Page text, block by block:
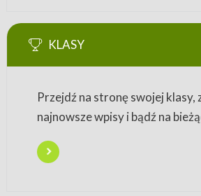
KLASY
Przejdź na stronę swojej klasy,
najnowsze wpisy i bądź na